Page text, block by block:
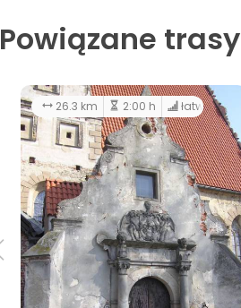
Powiązane trasy
26.3 km 2:00 h łatwy